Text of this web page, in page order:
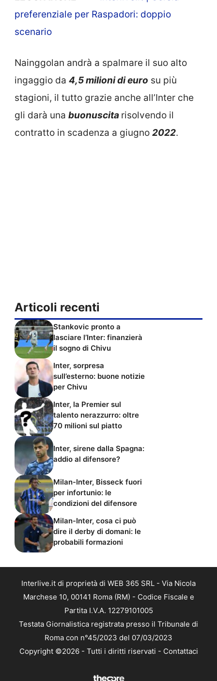
preferenziale per Raspadori: doppio
scenario
Nainggolan andrà a spalmare il suo alto
ingaggio da 4,5 milioni di euro su più
stagioni, il tutto grazie anche all’Inter che
gli darà una buonuscita risolvendo il
contratto in scadenza a giugno 2022.
Articoli recenti
Stankovic pronto a
lasciare l’Inter: finanzierà
il sogno di Chivu
Inter, sorpresa
sull’esterno: buone notizie
per Chivu
Inter, la Premier sul
talento nerazzurro: oltre
70 milioni sul piatto
Inter, sirene dalla Spagna:
addio al difensore?
Milan-Inter, Bisseck fuori
per infortunio: le
condizioni del difensore
Milan-Inter, cosa ci può
dire il derby di domani: le
probabili formazioni
Interlive.it di proprietà di WEB 365 SRL - Via Nicola
Marchese 10, 00141 Roma (RM) - Codice Fiscale e
Partita I.V.A. 12279101005
Testata Giornalistica registrata presso il Tribunale di
Roma con n°45/2023 del 07/03/2023
Copyright ©2026 - Tutti i diritti riservati - Contattaci